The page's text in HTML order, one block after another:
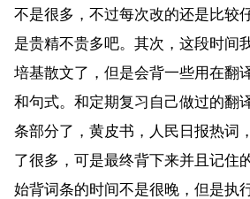
不是很多，不过每次改的还是比较
是贵精不贵多吧。其次，这段时间
培基散文了，但是会背一些用在翻
和句式。和定期复习自己做过的翻
条部分了，黄皮书，人民日报热词
了很多，可是最终背下来并且记住
始背词条的时间不是很晚，但是执